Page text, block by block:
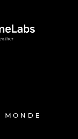
MONDE